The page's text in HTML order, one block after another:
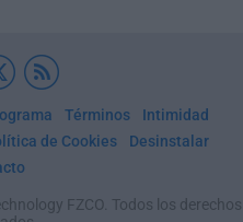
Términos
Intimidad
de Cookies
Desinstalar
FZCO. Todos los derechos